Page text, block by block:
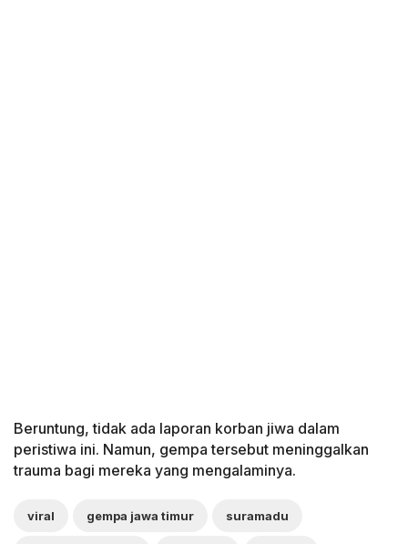
Beruntung, tidak ada laporan korban jiwa dalam
peristiwa ini. Namun, gempa tersebut meninggalkan
trauma bagi mereka yang mengalaminya.
viral gempa jawa timur suramadu